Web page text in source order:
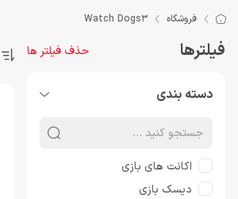
فروشگاه Watch Dogs3
فیلترها حذف فیلتر ها
دسته بندی
اکانت های بازی
دیسک بازی